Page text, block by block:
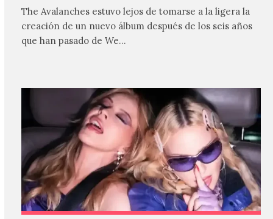
The Avalanches estuvo lejos de tomarse a la ligera la
creación de un nuevo álbum después de los seis años
que han pasado de We…